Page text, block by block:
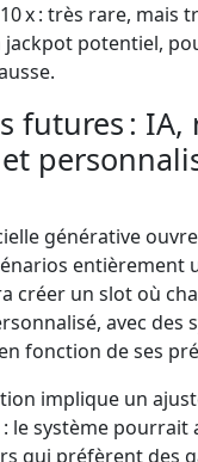
x : très rare, mais
jackpot potentiel,
futures : IA,
générative
entièrement
créer un slot où
avec des
fonction de ses
implique un
: le système
qui préfèrent des